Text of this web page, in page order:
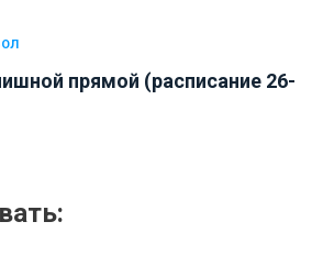
прямой (расписание 26-